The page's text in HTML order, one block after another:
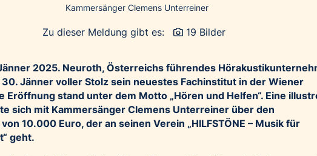
Kammersänger Clemens Unterreiner
Zu dieser Meldung gibt es: 19 Bilder
2025. Neuroth, Österreichs führendes
Jänner voller Stolz sein neuestes Fachinstitut in der Wiener
Eröffnung stand unter dem Motto „Hören und Helfen“. Eine
sich mit Kammersänger Clemens Unterreiner über den
10.000 Euro, der an seinen Verein „HILFSTÖNE – Musik für
geht.